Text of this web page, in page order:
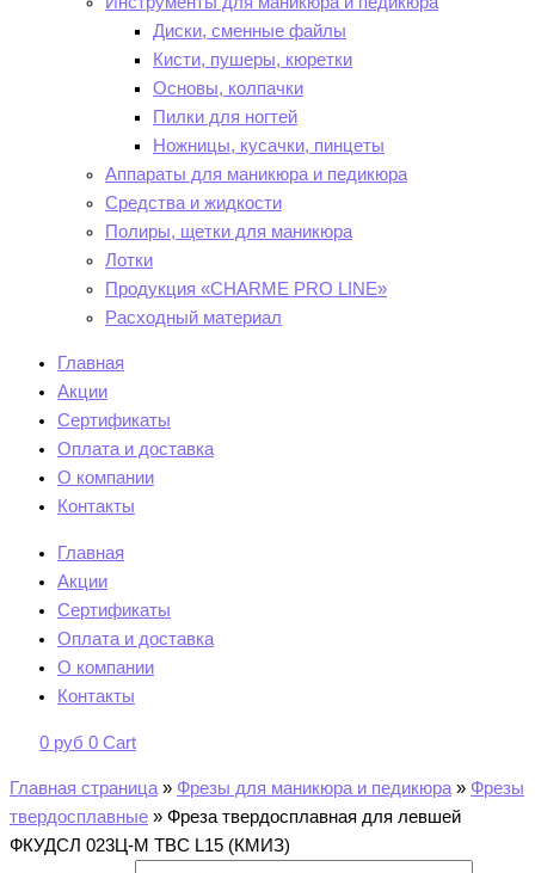
Диски, сменные файлы
Кисти, пушеры, кюретки
Основы, колпачки
Пилки для ногтей
Ножницы, кусачки, пинцеты
Аппараты для маникюра и педикюра
Средства и жидкости
Полиры, щетки для маникюра
Лотки
Продукция «CHARME PRO LINE»
Расходный материал
Главная
Акции
Сертификаты
Оплата и доставка
О компании
Контакты
Главная
Акции
Сертификаты
Оплата и доставка
О компании
Контакты
0 руб 0 Cart
Главная страница» Фрезы для маникюра и педикюра» Фрезы
твердосплавные » Фреза твердосплавная для левшей
ФКУДСЛ 023Ц-М ТВС L15 (КМИЗ)